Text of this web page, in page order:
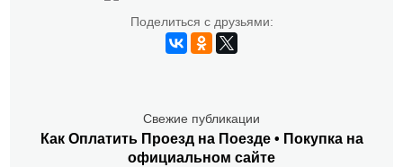
Поделиться с друзьями:
Свежие публикации
Как Оплатить Проезд на Поезде • Покупка на
официальном сайте